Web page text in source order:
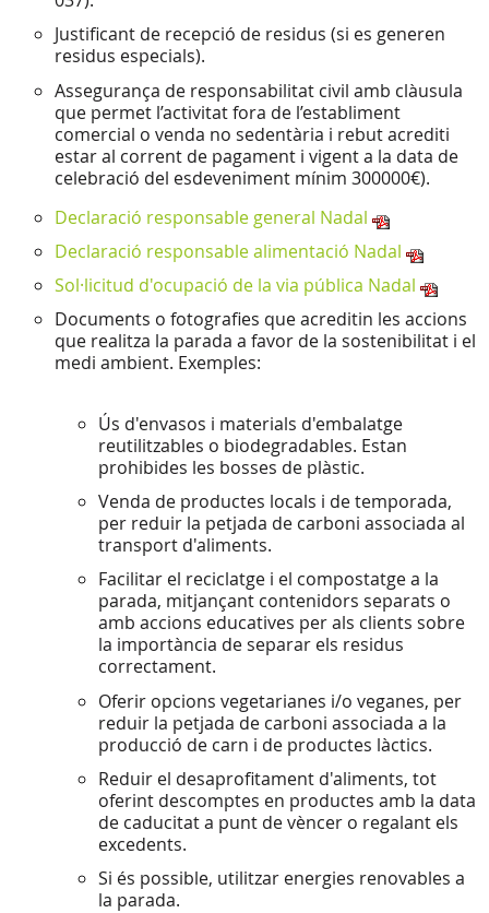
Justificant de recepció de residus (si es generen
residus especials).
Assegurança de responsabilitat civil amb clàusula
que permet l’activitat fora de l’establiment
comercial o venda no sedentària i rebut acrediti
estar al corrent de pagament i vigent a la data de
celebració del esdeveniment mínim 300000€).
Declaració responsable general Nadal
Declaració responsable alimentació Nadal
Sol·licitud d'ocupació de la via pública Nadal
Documents o fotografies que acreditin les accions
que realitza la parada a favor de la sostenibilitat i el
medi ambient. Exemples:
Ús d'envasos i materials d'embalatge
reutilitzables o biodegradables. Estan
prohibides les bosses de plàstic.
Venda de productes locals i de temporada,
per reduir la petjada de carboni associada al
transport d'aliments.
Facilitar el reciclatge i el compostatge a la
parada, mitjançant contenidors separats o
amb accions educatives per als clients sobre
la importància de separar els residus
correctament.
Oferir opcions vegetarianes i/o veganes, per
reduir la petjada de carboni associada a la
producció de carn i de productes làctics.
Reduir el desaprofitament d'aliments, tot
oferint descomptes en productes amb la data
de caducitat a punt de vèncer o regalant els
excedents.
Si és possible, utilitzar energies renovables a
la parada.